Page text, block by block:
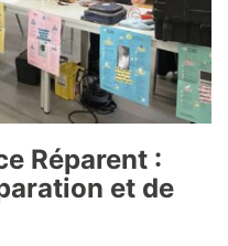
Réparent :
et de